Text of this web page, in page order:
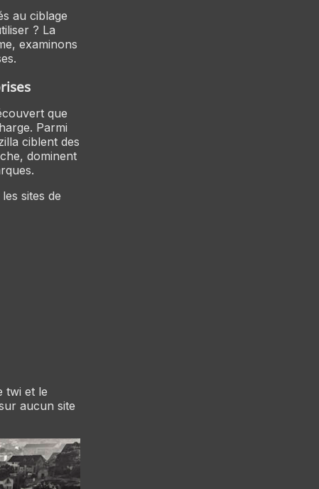
au ciblage
? La
examinons
que
Parmi
ciblent des
dominent
sites de
twi et le
aucun site